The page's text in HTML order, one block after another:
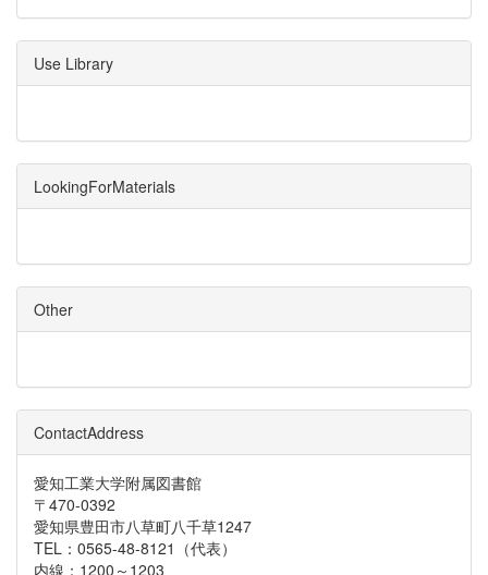
Use Library
LookingForMaterials
Other
ContactAddress
愛知工業大学附属図書館
〒470-0392
愛知県豊田市八草町八千草1247
TEL：0565-48-8121（代表）
内線：1200～1203